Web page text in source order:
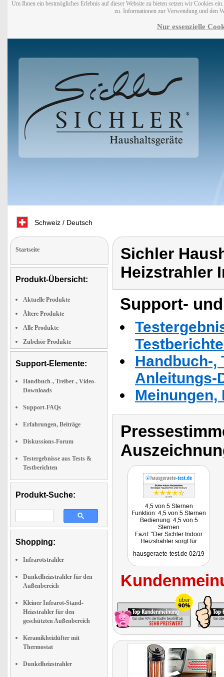
Um Ihnen ein bestmögliches Erlebnis auf dieser Website zu bieten setzen wir Cookies
zu. Informationen zur Verwendung und den
Nur essenzielle
Schweiz / Deutsch
Startseite
Produkt-Übersicht:
Aktuelle Produkte
Ältere Produkte
Alle Produkte
Zubehör Produkte
Support-Elemente:
Handbuch-, Treiber-, Video-
Downloads
Support-FAQs
Erfahrungen, Beiträge
Diskussions-Forum
Testergebnisse aus Tests &
Testberichten
Produkt-Suche:
Shopping:
Infrarotstrahler
Dunkelheizstrahler für den
Außenbereich
Kleiner Infrarot-Stand-
Heizstrahler für den
geschützten Außenbereich
Keramikheizlüfter mit
Thermostat
Dunkelheizstrahler
Sichler
Heizstrahler
Support-
Handbuch-,
Anleitungs-
4,5 von 5 Sternen
Funktion: 4,5 von 5 Sternen
Bedienung: 4,5 von 5
Sternen
Fazit: "Der Sichler Indoor
Heizstrahler sorgt für
es schnell gehen muss. Das
Wärmeentwicklung und
seiner einfachen
hausgeraete-test.de 02/19